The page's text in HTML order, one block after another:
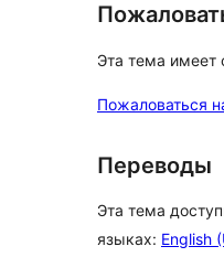
Эта тема имеет
Пожаловаться
Переводы
Эта тема
языках: English